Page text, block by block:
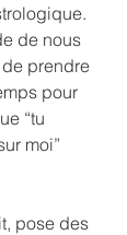
de nous
prendre
pour
“tu
moi”
pose des